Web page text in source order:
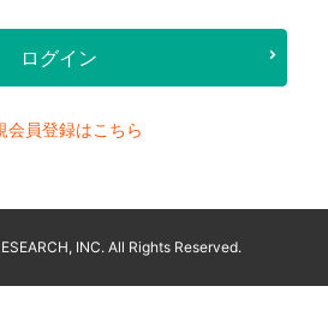
会員登録はこちら
INC. All Rights Reserved.